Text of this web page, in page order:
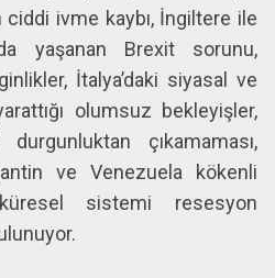
ivme kaybı, İngiltere ile
yaşanan Brexit sorunu,
İtalya’daki siyasal ve
olumsuz bekleyişler,
çıkamaması,
ve Venezuela kökenli
sistemi resesyon